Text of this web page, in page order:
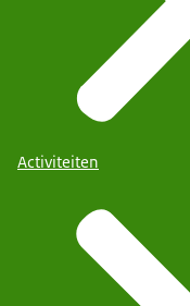
Activiteiten